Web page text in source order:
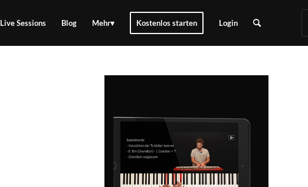
Live Sessions Blog Mehr Kostenlos starten Login